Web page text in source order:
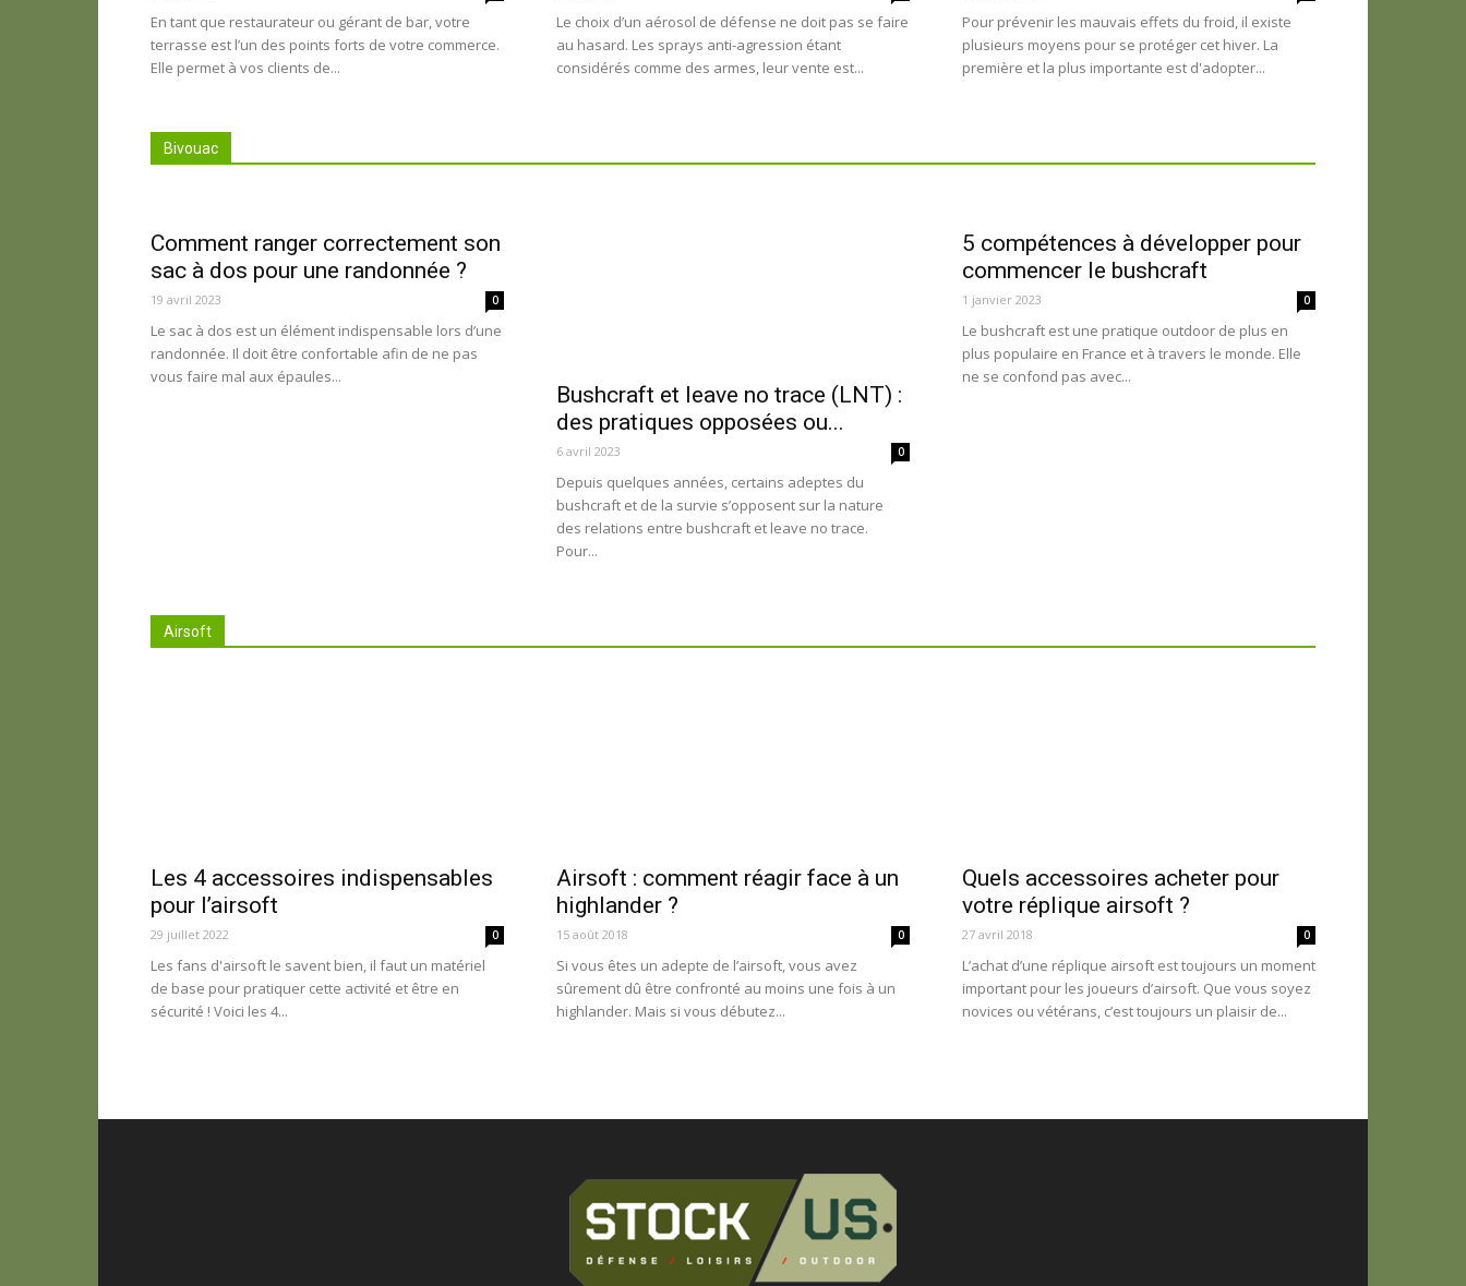
En tant que restaurateur ou gérant de bar, votre
terrasse est l’un des points forts de votre commerce.
Elle permet à vos clients de...
Le choix d’un aérosol de défense ne doit pas se faire
au hasard. Les sprays anti-agression étant
considérés comme des armes, leur vente est...
Pour prévenir les mauvais effets du froid, il existe
plusieurs moyens pour se protéger cet hiver. La
première et la plus importante est d'adopter...
Bivouac
Comment ranger correctement son
sac à dos pour une randonnée ?
19 avril 2023 0
Le sac à dos est un élément indispensable lors d’une
randonnée. Il doit être confortable afin de ne pas
vous faire mal aux épaules...
Bushcraft et leave no trace (LNT) :
des pratiques opposées ou...
6 avril 2023 0
Depuis quelques années, certains adeptes du
bushcraft et de la survie s’opposent sur la nature
des relations entre bushcraft et leave no trace.
Pour...
5 compétences à développer pour
commencer le bushcraft
1 janvier 2023 0
Le bushcraft est une pratique outdoor de plus en
plus populaire en France et à travers le monde. Elle
ne se confond pas avec...
Airsoft
Les 4 accessoires indispensables
pour l’airsoft
29 juillet 2022 0
Les fans d'airsoft le savent bien, il faut un matériel
de base pour pratiquer cette activité et être en
sécurité ! Voici les 4...
Airsoft : comment réagir face à un
highlander ?
15 août 2018 0
Si vous êtes un adepte de l’airsoft, vous avez
sûrement dû être confronté au moins une fois à un
highlander. Mais si vous débutez...
Quels accessoires acheter pour
votre réplique airsoft ?
27 avril 2018 0
L’achat d’une réplique airsoft est toujours un moment
important pour les joueurs d’airsoft. Que vous soyez
novices ou vétérans, c’est toujours un plaisir de...